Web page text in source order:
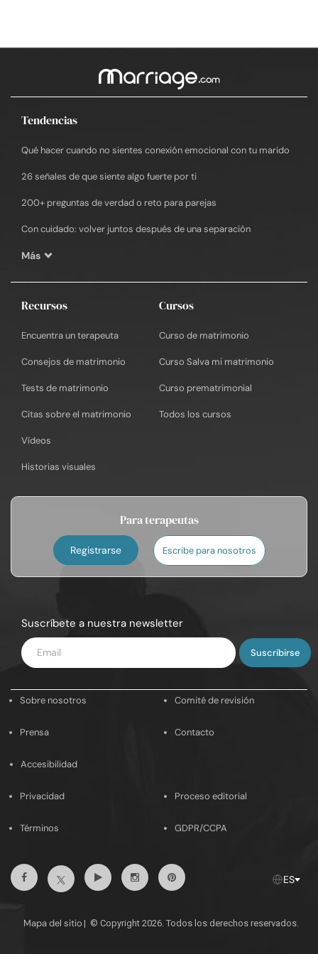
Tendencias
Qué hacer cuando no sientes conexión emocional con tu marido
26 señales de que siente algo fuerte por ti
200+ preguntas de verdad o reto para parejas
Con cuidado: volver juntos después de una separación
Más
Recursos
Encuentra un terapeuta
Consejos de matrimonio
Tests de matrimonio
Citas sobre el matrimonio
Vídeos
Historias visuales
Cursos
Curso de matrimonio
Curso Salva mi matrimonio
Curso prematrimonial
Todos los cursos
Para terapeutas
Registrarse Escribe para nosotros
Suscríbete a nuestra newsletter
Introduce
tu
Sobre nosotros Comité de revisión
Prensa Contacto
Accesibilidad
Privacidad Proceso editorial
Términos GDPR/CCPA
FacebookTwitterYoutubeInstagramPinterest ES
Mapa del sitio | © Copyright 2026. Todos los derechos reservados.